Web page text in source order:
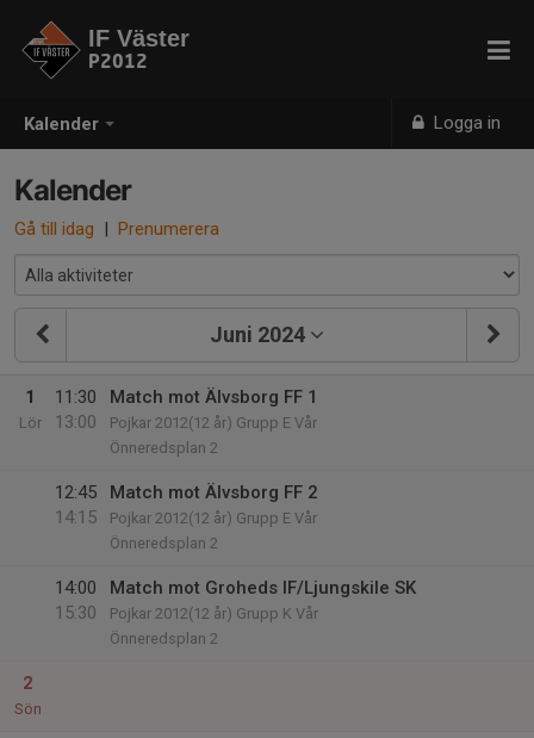
Kalender Logga in
IF Väster
P2012
Kalender
Gå till idag | Prenumerera
Juni 2024
1
Lör
11:30
13:00
Match mot Älvsborg FF 1
Pojkar 2012(12 år) Grupp E Vår
Önneredsplan 2
12:45
14:15
Match mot Älvsborg FF 2
Pojkar 2012(12 år) Grupp E Vår
Önneredsplan 2
14:00
15:30
Match mot Groheds IF/Ljungskile SK
Pojkar 2012(12 år) Grupp K Vår
Önneredsplan 2
2
Sön